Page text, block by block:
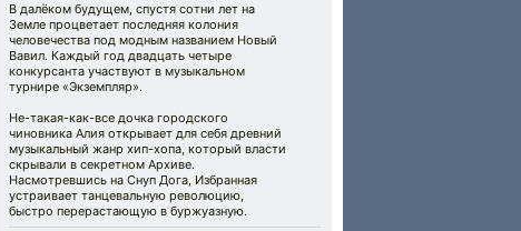
В далёком будущем, спустя сотни лет на
Земле процветает последняя колония
человечества под модным названием Новый
Вавил. Каждый год двадцать четыре
конкурсанта участвуют в музыкальном
турнире «Экземпляр».
Не-такая-как-все дочка городского
чиновника Алия открывает для себя древний
музыкальный жанр хип-хопа, который власти
скрывали в секретном Архиве.
Насмотревшись на Снуп Дога, Избранная
устраивает танцевальную революцию,
быстро перерастающую в буржуазную.